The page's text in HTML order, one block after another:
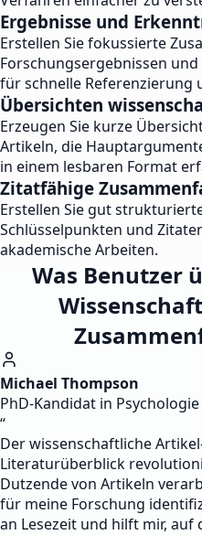
Ergebnisse und
Erstellen Sie fokussierte
Forschungsergebnissen
für schnelle Referenzierung
Übersichten
Erzeugen Sie kurze
Artikeln, die
in einem lesbaren Format
Zitatfähige
Erstellen Sie gut
Schlüsselpunkten und
akademische Arbeiten.
Was Benutzer
Michael Thompson
PhD-Kandidat in Psychologie
“
Der wissenschaftliche
Literaturüberblick
Dutzende von Artikeln
für meine Forschung
an Lesezeit und hilft mir, auf